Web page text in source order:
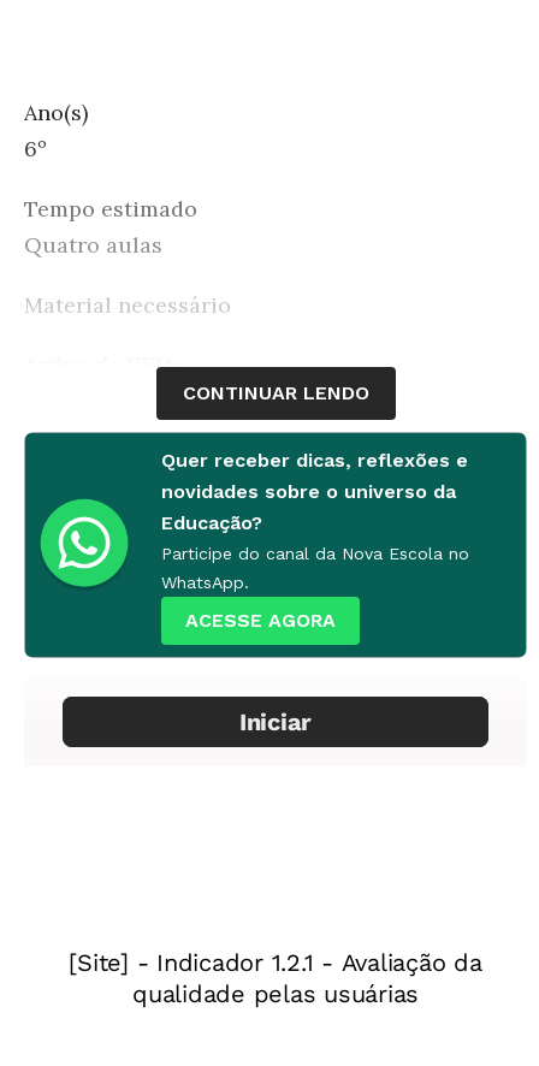
Ano(s)
6º
Tempo estimado
Quatro aulas
Material necessário
Artigo de VEJA:
O ano eleitoral - uma prévia - 01/03/2010
Desenvolvimento
1ª etapa
Introdução
país irá às urnas para escolher presidente,
governadores e membros do legislativo
"espetacularização" da política, descrita pelo
teórico francês Guy Debord.
CONTINUAR LENDO
Quer receber dicas, reflexões e
novidades sobre o universo da
Educação?
Participe do canal da Nova Escola no
WhatsApp.
ACESSE AGORA